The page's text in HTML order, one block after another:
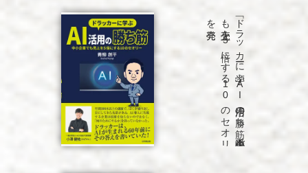
「ド
ラ
ッ
カ
ーに
学ぶ
A
I
活用の
勝ち
筋
中小企業で
も
売上を
5
倍に
す
る
1
0
の
セ
オ
リ
ー」
を
発売